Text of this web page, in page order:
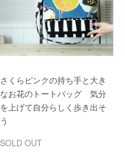
さくらピンクの持ち手と大き
なお花のトートバッグ 気分
を上げて自分らしく歩き出そ
う
SOLD OUT